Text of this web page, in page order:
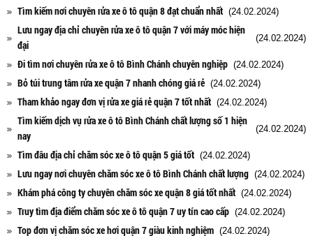
Tìm kiếm nơi chuyên rửa xe ô tô quận 8 đạt chuẩn nhất (24.02.2024)
Lưu ngay địa chỉ chuyên rửa xe ô tô quận 7 với máy móc hiện
đại
(24.02.2024)
Đi tìm nơi chuyên rửa xe ô tô Bình Chánh chuyên nghiệp (24.02.2024)
Bỏ túi trung tâm rửa xe quận 7 nhanh chóng giá rẻ (24.02.2024)
Tham khảo ngay đơn vị rửa xe giá rẻ quận 7 tốt nhất (24.02.2024)
Tìm kiếm dịch vụ rửa xe ô tô Bình Chánh chất lượng số 1 hiện
nay
(24.02.2024)
Tìm đâu địa chỉ chăm sóc xe ô tô quận 5 giá tốt (24.02.2024)
Lưu ngay nơi chuyên chăm sóc xe ô tô Bình Chánh chất lượng (24.02.2024)
Khám phá công ty chuyên chăm sóc xe quận 8 giá tốt nhất (24.02.2024)
Truy tìm địa điểm chăm sóc xe ô tô quận 7 uy tín cao cấp (24.02.2024)
Top đơn vị chăm sóc xe hơi quận 7 giàu kinh nghiệm (24.02.2024)